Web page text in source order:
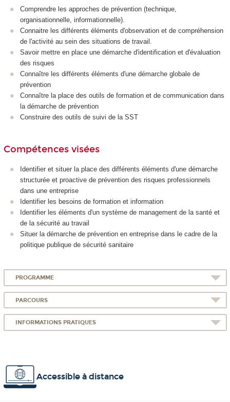
Comprendre les approches de prévention (technique,
organisationnelle, informationnelle).
Connaitre les différents éléments d'observation et de compréhension
de l'activité au sein des situations de travail.
Savoir mettre en place une démarche d'identification et d'évaluation
des risques
Connaître les différents éléments d'une démarche globale de
prévention
Connaître la place des outils de formation et de communication dans
la démarche de prévention
Construire des outils de suivi de la SST
Compétences visées
Identifier et situer la place des différents éléments d'une démarche
structurée et proactive de prévention des risques professionnels
dans une entreprise
Identifier les besoins de formation et information
Identifier les éléments d'un système de management de la santé et
de la sécurité au travail
Situer la démarche de prévention en entreprise dans le cadre de la
politique publique de sécurité sanitaire
PROGRAMME
PARCOURS
INFORMATIONS PRATIQUES
Accessible à distance